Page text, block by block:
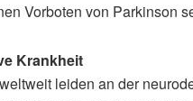
Vorboten von Parkinson
Krankheit
leiden an der